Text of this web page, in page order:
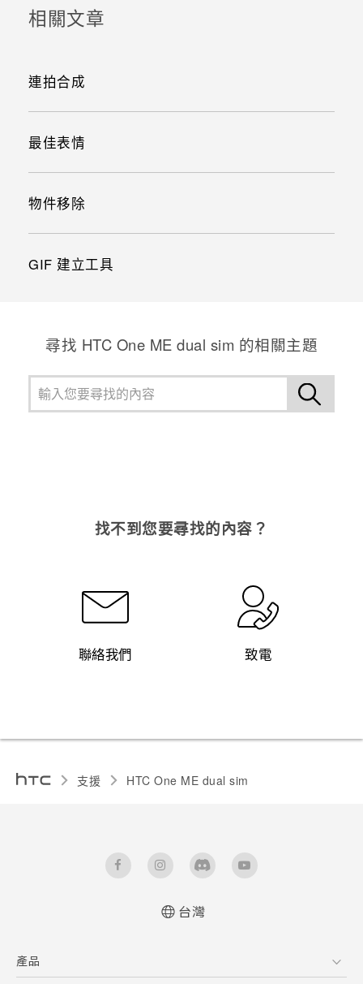
相關文章
連拍合成
最佳表情
物件移除
GIF 建立工具
尋找 HTC One ME dual sim 的相關主題
找不到您要尋找的內容？
聯絡我們 致電
支援 HTC One ME dual sim‎
台灣
產品